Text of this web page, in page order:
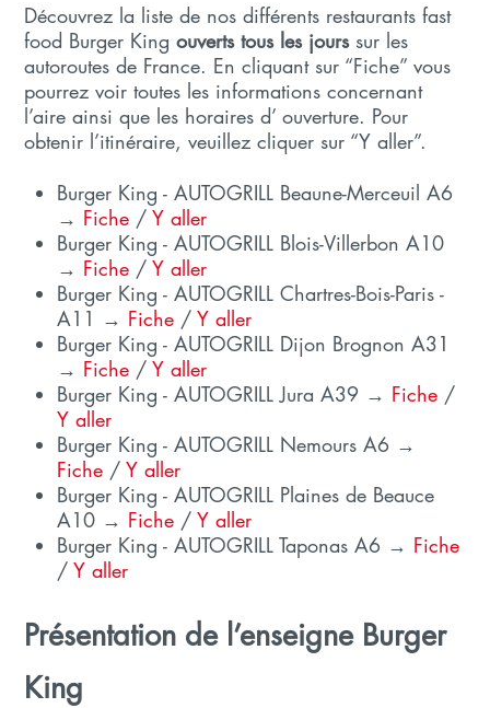
Découvrez la liste de nos différents restaurants fast
food Burger Kingouverts tous les jourssur les
autoroutes de France. En cliquant sur “Fiche” vous
pourrez voir toutes les informations concernant
l’aire ainsi que les horaires d’ ouverture. Pour
obtenir l’itinéraire, veuillez cliquer sur “Y aller”.
Burger King - AUTOGRILL Beaune-Merceuil A6
→ Fiche /Y aller
Burger King - AUTOGRILL Blois-Villerbon A10
→ Fiche /Y aller
Burger King - AUTOGRILL Chartres-Bois-Paris -
A11 → Fiche /Y aller
Burger King - AUTOGRILL Dijon Brognon A31
→ Fiche /Y aller
Burger King - AUTOGRILL Jura A39 → Fiche /
Y aller
Burger King - AUTOGRILL Nemours A6 →
Fiche /Y aller
Burger King - AUTOGRILL Plaines de Beauce
A10 → Fiche /Y aller
Burger King - AUTOGRILL Taponas A6 → Fiche
/Y aller
Présentation de l’enseigne Burger
King